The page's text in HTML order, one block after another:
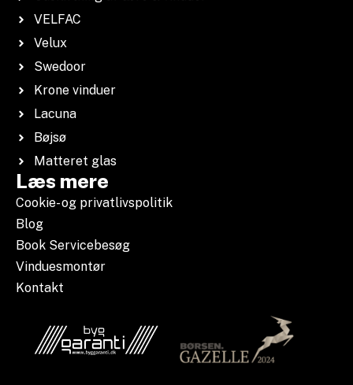
VELFAC
Velux
Swedoor
Krone vinduer
Lacuna
Bøjsø
Matteret glas
Læs mere
Cookie- og privatlivspolitik
Blog
Book Servicebesøg
Vinduesmontør
Kontakt